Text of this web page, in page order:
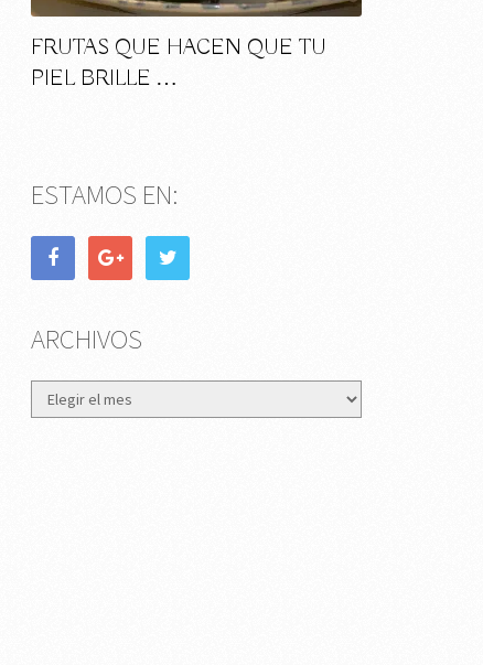
FRUTAS QUE HACEN QUE TU
PIEL BRILLE …
ESTAMOS EN:
ARCHIVOS
Archivos